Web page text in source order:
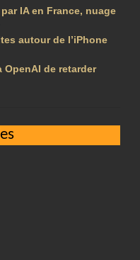
IA en France, nuage
autour de l’iPhone
OpenAI de retarder